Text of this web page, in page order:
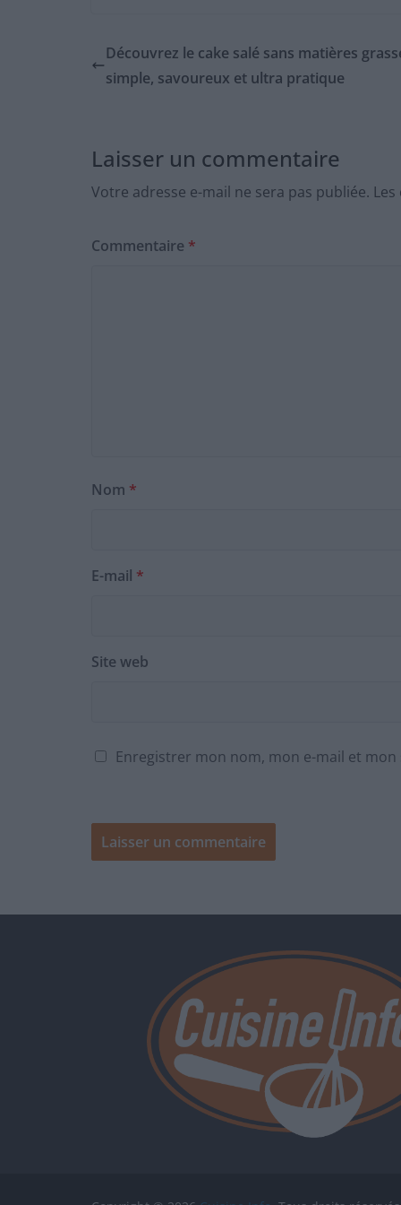
Découvrez le cake salé sans matières
simple, savoureux et ultra pratique
Laisser un commentaire
Votre adresse e-mail ne sera pas publiée.
Commentaire *
Nom *
E-mail *
Site web
Enregistrer mon nom, mon e-mail et